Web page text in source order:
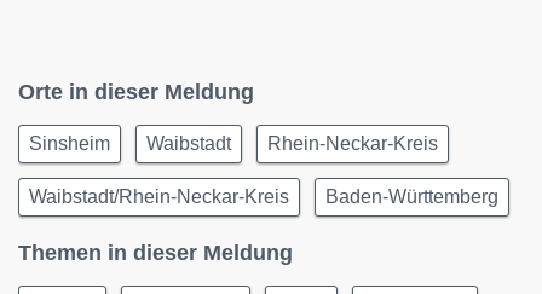
Orte in dieser Meldung
Sinsheim Waibstadt Rhein-Neckar-Kreis
Waibstadt/Rhein-Neckar-Kreis Baden-Württemberg
Themen in dieser Meldung